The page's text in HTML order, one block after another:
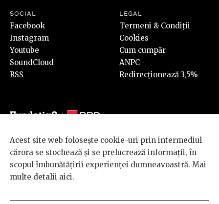
SOCIAL
Facebook
Instagram
Youtube
SoundCloud
RSS
LEGAL
Termeni & Condiții
Cookies
Cum cumpăr
ANPC
Redirecționează 3,5%
© 2026 BRD Groupe Société Générale, toate drepturile rezervate.
Scena 9 este un proiect sustinut de
BRD GROUPE SOCIÉTÉ
GÉNÉRALE
Acest site web folosește cookie-uri prin intermediul
cărora se stochează și se prelucrează informații, în
scopul îmbunătățirii experienței dumneavoastră. Mai
multe detalii aici.